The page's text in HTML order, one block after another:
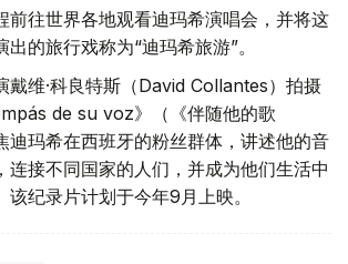
前往世界各地观看迪玛希演唱会，并将这
的旅行戏称为“迪玛希旅游”。
戴维·科良特斯（David Collantes）拍摄
de su voz》（《伴随他的歌
迪玛希在西班牙的粉丝群体，讲述他的音
连接不同国家的人们，并成为他们生活中
该纪录片计划于今年9月上映。